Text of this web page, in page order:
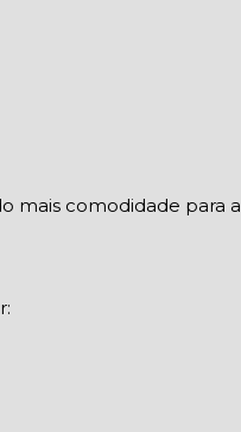
mais comodidade para a